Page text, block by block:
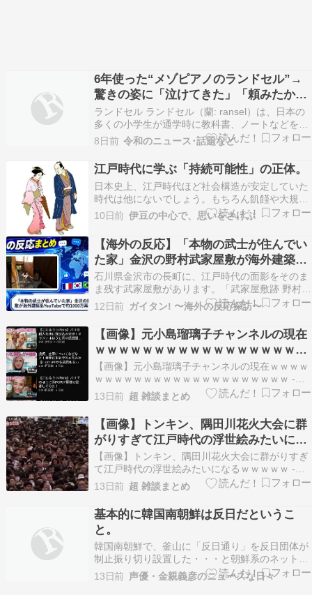
6年使った“メゾピアノのランドセル”→
驚きの姿に「泣けてきた」「頼みたかっ
たなぁ！」
ランドセル ランドセル（蘭: ransel）は、日本の
多くの小学生が通学時に教科書、ノートなどを入
れて背負う鞄（かばん）である。 江戸時代（幕
末）、幕府が洋式軍隊制度（幕府陸軍）を導入す
る際、将兵の携行物を収納するための装備品とし
て、オランダからもたらされた背嚢（はいのう、
バッ…
8日前 令和のニュース･話題など
江戸時代に学ぶ「持続可能性」の正体。
日本史上、江戸時代ほど社会構造が安定していた
時代は他にないでしょう。もちろん飢饉や大規模
な自然災害は存在しましたが、約260年間にわた
って決定的な戦乱もなく、社会の基本骨格は維持
され続けました。父から子へ、子から孫へ――一
部の例外を除き「農民の子は農民」として、親の
生き方をそのま…
10日前 伊豆の中心で、思いをさけぶ
【海外の反応】「本物の武士が住んでい
た家」金沢の野村武家屋敷が海外建築系
YouTubeで約1000万再生の大反響
石川県金沢市の長町に、江戸時代の面影をそのま
ま残す武家屋敷があります。「武家屋敷跡 野村
家」は、加賀藩主・前田家に仕えた藩士・野村伝
兵衛信貞の屋敷跡で、野村家は11代にわたって加
賀藩の重臣を歴任した名家です。加賀藩から
1,200石を与えられ… The post 【海外の反応】
「本…
12日前 ガイタン! 〜海外の反応探訪〜
【画像】元小島瑠璃子チャンネルの現在
ｗｗｗｗｗｗｗｗｗｗｗｗｗｗｗｗｗｗ
ｗｗｗｗｗｗ
【画像】元小島瑠璃子チャンネルの現在ｗｗｗｗ
ｗｗｗｗｗｗｗｗｗｗｗｗｗｗｗｗｗｗｗｗ -
mashlife通信【衝撃】トイザらス、初の『大人向
け店舗』を上野に建てた結果ｗｗｗｗｗｗｗ
NEWSまとめもりー｜2chまとめブログ【画像】
スーパーの激安トンカツを240枚買い占めた女
性、炎…
13日前 超 雑談まとめ
【画像】トンキン、隅田川花火大会に群
がりすぎて江戸時代の浮世絵みたいにな
るｗｗｗｗｗ
【画像】トンキン、隅田川花火大会に群がりすぎ
て江戸時代の浮世絵みたいになるｗｗｗｗｗ -
mashlife通信れいわ信者「あたかも、れいわ新選
組の支持者が少ないかのように報道するメディア
がある」まとめたニュース【闇深】14歳男子中学
生、担任の先生（29）に『恐ろしい事』をしてし
ま…
13日前 超 雑談まとめ
基本的に韓国南朝鮮は反日だというこ
と。
韓国南朝鮮で、釜山に「反日通り」を反日団体が
制止振り切り設置した・・・と朝鮮系のネットニ
ュースで報じていました。というのも記事による
と、国南部の釜山市で今、国連教育科学文化機
13日前 声優・金親義彦のニュースな日々